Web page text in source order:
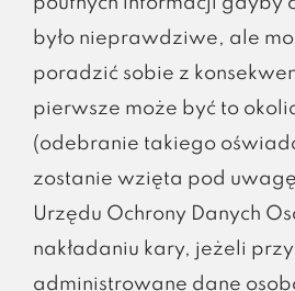
było nieprawdziwe, ale
poradzić sobie z
pierwsze może być to
(odebranie takiego
zostanie wzięta pod
Urzędu Ochrony Danych
nakładaniu kary, jeżeli
administrowane dane